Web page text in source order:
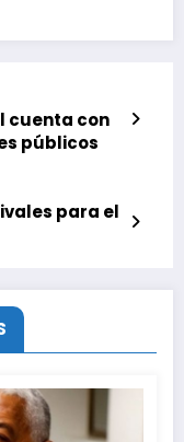
cuenta con
públicos
para el